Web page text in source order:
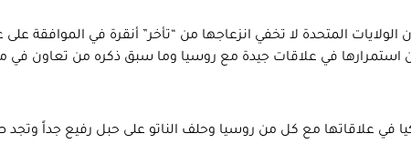
الولايات المتحدة لا تخفي انزعاجها من “تأخر” أنقرة في الموافقة
استمرارها في علاقات جيدة مع روسيا وما سبق ذكره من تعاون في
في علاقاتها مع كل من روسيا وحلف الناتو على حبل رفيع جداً وتجد